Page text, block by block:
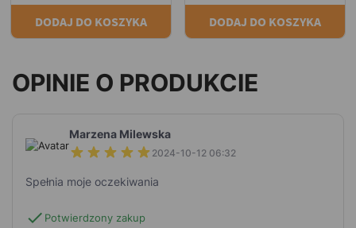
DODAJ DO KOSZYKA DODAJ DO KOSZYKA
OPINIE O PRODUKCIE
Marzena Milewska
2024-10-12 06:32
Spełnia moje oczekiwania
check Potwierdzony zakup